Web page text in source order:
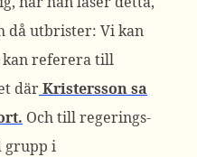
då utbrister: Vi kan
kan referera till
därKristersson sa
Och till regerings-
grupp i